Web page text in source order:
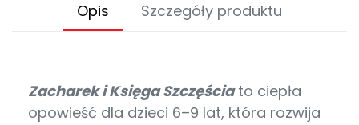
Opis Szczegóły produktu
Zacharek i Księga Szczęścia to ciepła
opowieść dla dzieci 6–9 lat, która rozwija